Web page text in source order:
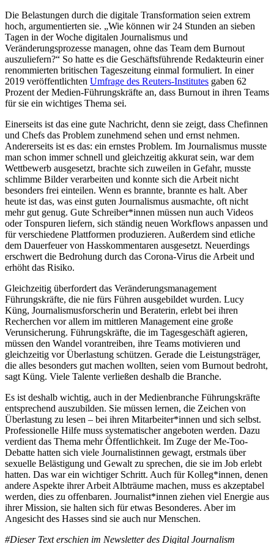
Die Belastungen durch die digitale Transformation seien extrem
hoch, argumentierten sie. „Wie können wir 24 Stunden an sieben
Tagen in der Woche digitalen Journalismus und
Veränderungsprozesse managen, ohne das Team dem Burnout
auszuliefern?“ So hatte es die Geschäftsführende Redakteurin einer
renommierten britischen Tageszeitung einmal formuliert. In einer
2019 veröffentlichten Umfrage des Reuters-Institutes gaben 62
Prozent der Medien-Führungskräfte an, dass Burnout in ihren Teams
für sie ein wichtiges Thema sei.
Einerseits ist das eine gute Nachricht, denn sie zeigt, dass Chefinnen
und Chefs das Problem zunehmend sehen und ernst nehmen.
Andererseits ist es das: ein ernstes Problem. Im Journalismus musste
man schon immer schnell und gleichzeitig akkurat sein, war dem
Wettbewerb ausgesetzt, brachte sich zuweilen in Gefahr, musste
schlimme Bilder verarbeiten und konnte sich die Arbeit nicht
besonders frei einteilen. Wenn es brannte, brannte es halt. Aber
heute ist das, was einst guten Journalismus ausmachte, oft nicht
mehr gut genug. Gute Schreiber*innen müssen nun auch Videos
oder Tonspuren liefern, sich ständig neuen Workflows anpassen und
für verschiedene Plattformen produzieren. Außerdem sind etliche
dem Dauerfeuer von Hasskommentaren ausgesetzt. Neuerdings
erschwert die Bedrohung durch das Corona-Virus die Arbeit und
erhöht das Risiko.
Gleichzeitig überfordert das Veränderungsmanagement
Führungskräfte, die nie fürs Führen ausgebildet wurden. Lucy
Küng, Journalismusforscherin und Beraterin, erlebt bei ihren
Recherchen vor allem im mittleren Management eine große
Verunsicherung. Führungskräfte, die im Tagesgeschäft agieren,
müssen den Wandel vorantreiben, ihre Teams motivieren und
gleichzeitig vor Überlastung schützen. Gerade die Leistungsträger,
die alles besonders gut machen wollten, seien vom Burnout bedroht,
sagt Küng. Viele Talente verließen deshalb die Branche.
Es ist deshalb wichtig, auch in der Medienbranche Führungskräfte
entsprechend auszubilden. Sie müssen lernen, die Zeichen von
Überlastung zu lesen – bei ihren Mitarbeiter*innen und sich selbst.
Professionelle Hilfe muss systematischer angeboten werden. Dazu
verdient das Thema mehr Öffentlichkeit. Im Zuge der Me-Too-
Debatte hatten sich viele Journalistinnen gewagt, erstmals über
sexuelle Belästigung und Gewalt zu sprechen, die sie im Job erlebt
hatten. Das war ein wichtiger Schritt. Auch für Kolleg*innen, denen
andere Aspekte ihrer Arbeit Albträume machen, muss es akzeptabel
werden, dies zu offenbaren. Journalist*innen ziehen viel Energie aus
ihrer Mission, sie halten sich für etwas Besonderes. Aber im
Angesicht des Hasses sind sie auch nur Menschen.
#Dieser Text erschien im Newsletter des Digital Journalism